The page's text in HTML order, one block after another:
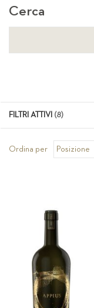
Ordina per
Cerca
FILTRI ATTIVI